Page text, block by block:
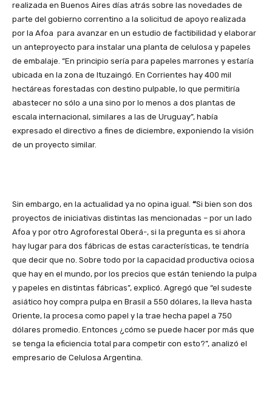
realizada en Buenos Aires días atrás sobre las novedades de
parte del gobierno correntino a la solicitud de apoyo realizada
por la Afoa para avanzar en un estudio de factibilidad y elaborar
un anteproyecto para instalar una planta de celulosa y papeles
de embalaje. “En principio sería para papeles marrones y estaría
ubicada en la zona de Ituzaingó. En Corrientes hay 400 mil
hectáreas forestadas con destino pulpable, lo que permitiría
abastecer no sólo a una sino por lo menos a dos plantas de
escala internacional, similares a las de Uruguay”, había
expresado el directivo a fines de diciembre, exponiendo la visión
de un proyecto similar.
Sin embargo, en la actualidad ya no opina igual. “Si bien son dos
proyectos de iniciativas distintas las mencionadas – por un lado
Afoa y por otro Agroforestal Oberá-, si la pregunta es si ahora
hay lugar para dos fábricas de estas características, te tendría
que decir que no. Sobre todo por la capacidad productiva ociosa
que hay en el mundo, por los precios que están teniendo la pulpa
y papeles en distintas fábricas”, explicó. Agregó que “el sudeste
asiático hoy compra pulpa en Brasil a 550 dólares, la lleva hasta
Oriente, la procesa como papel y la trae hecha papel a 750
dólares promedio. Entonces ¿cómo se puede hacer por más que
se tenga la eficiencia total para competir con esto?”, analizó el
empresario de Celulosa Argentina.